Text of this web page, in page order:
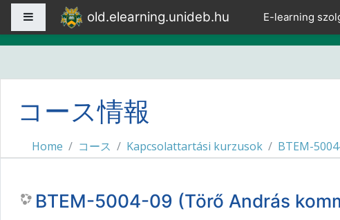
メインコンテンツへスキップする
サイドパネルold.elearning.unideb.hu E-learning
コース情報
Home コース Kapcsolattartási kurzusok BTEM-
BTEM-5004-09 (Törő András